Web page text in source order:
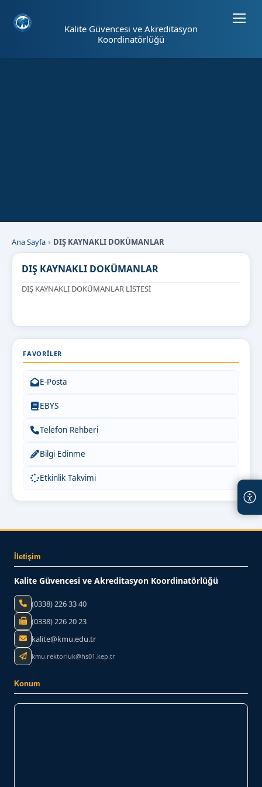
Kalite Güvencesi ve Akreditasyon
Koordinatörlüğü
Ana Sayfa DIŞ KAYNAKLI DOKÜMANLAR
DIŞ KAYNAKLI DOKÜMANLAR
DIŞ KAYNAKLI DOKÜMANLAR LİSTESİ
FAVORILER
E-Posta
EBYS
Telefon Rehberi
Bilgi Edinme
Etkinlik Takvimi
İletişim
Kalite Güvencesi ve Akreditasyon Koordinatörlüğü
(0338) 226 33 40
(0338) 226 20 23
kalite@kmu.edu.tr
kmu.rektorluk@hs01.kep.tr
Konum